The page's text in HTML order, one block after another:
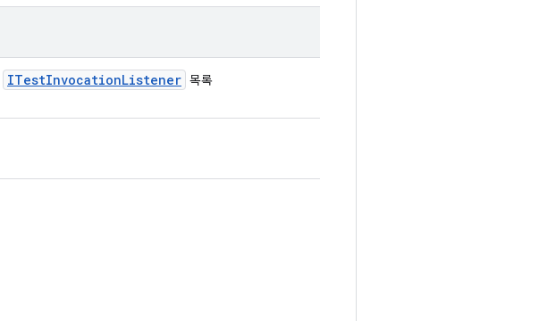
ITestInvocationListener 목록